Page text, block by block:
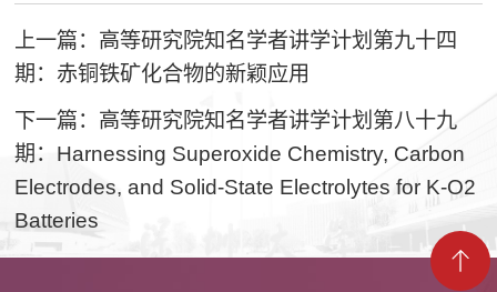
上一篇：高等研究院知名学者讲学计划第九十四
期：赤铜铁矿化合物的新颖应用
下一篇：高等研究院知名学者讲学计划第八十九
期：Harnessing Superoxide Chemistry, Carbon
Electrodes, and Solid-State Electrolytes for K-O2
Batteries